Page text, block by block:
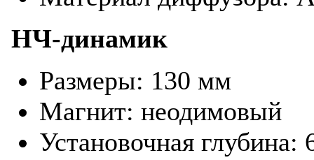
НЧ-динамик
Размеры: 130 мм
Магнит: неодимовый
Установочная глубина: